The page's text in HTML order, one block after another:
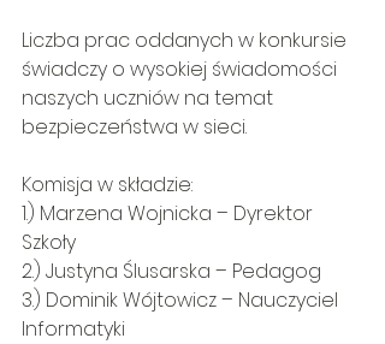
Liczba prac oddanych w konkursie
świadczy o wysokiej świadomości
naszych uczniów na temat
bezpieczeństwa w sieci.
Komisja w składzie:
1.) Marzena Wojnicka – Dyrektor
Szkoły
2.) Justyna Ślusarska – Pedagog
3.) Dominik Wójtowicz – Nauczyciel
Informatyki